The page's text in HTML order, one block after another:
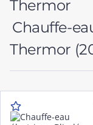
Chauffe-
Thermor